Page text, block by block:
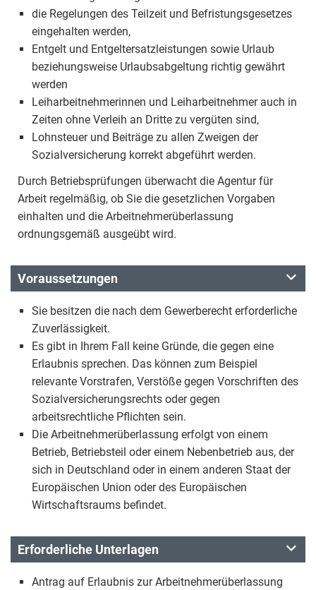
die Regelungen des Teilzeit und Befristungsgesetzes
eingehalten werden,
Entgelt und Entgeltersatzleistungen sowie Urlaub
beziehungsweise Urlaubsabgeltung richtig gewährt
werden
Leiharbeitnehmerinnen und Leiharbeitnehmer auch in
Zeiten ohne Verleih an Dritte zu vergüten sind,
Lohnsteuer und Beiträge zu allen Zweigen der
Sozialversicherung korrekt abgeführt werden.
Durch Betriebsprüfungen überwacht die Agentur für
Arbeit regelmäßig, ob Sie die gesetzlichen Vorgaben
einhalten und die Arbeitnehmerüberlassung
ordnungsgemäß ausgeübt wird.
Voraussetzungen
Sie besitzen die nach dem Gewerberecht erforderliche
Zuverlässigkeit.
Es gibt in Ihrem Fall keine Gründe, die gegen eine
Erlaubnis sprechen. Das können zum Beispiel
relevante Vorstrafen, Verstöße gegen Vorschriften des
Sozialversicherungsrechts oder gegen
arbeitsrechtliche Pflichten sein.
Die Arbeitnehmerüberlassung erfolgt von einem
Betrieb, Betriebsteil oder einem Nebenbetrieb aus, der
sich in Deutschland oder in einem anderen Staat der
Europäischen Union oder des Europäischen
Wirtschaftsraums befindet.
Erforderliche Unterlagen
Antrag auf Erlaubnis zur Arbeitnehmerüberlassung